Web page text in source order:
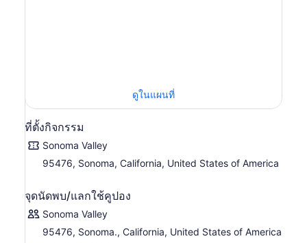
ในช่วงเที่ยงวัน พักที่ห้องใต้ดิน VJB หลังจากการชิมของคุณเพื่อ
เพลิดเพลินกับเมนูอาหารกลางวันแบบกล่องที่มีให้เลือก ได้แก่
พานินี สลัด และเจลาโต้ ก่อนที่จะชิมไวน์ต่อในช่วงบ่าย จากนั้น
มุ่งหน้ากลับไปที่ Sonoma Plaza
ดูในแผนที่
ที่ตั้งกิจกรรม
Sonoma Valley
95476, Sonoma, California, United States of America
จุดนัดพบ/แลกใช้คูปอง
Sonoma Valley
95476, Sonoma., California, United States of America